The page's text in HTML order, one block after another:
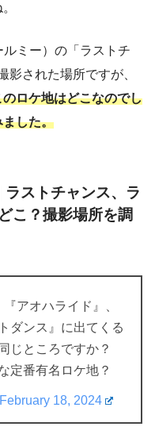
ミー）の「ラストチ
影された場所ですが、
のロケ地はどこなのでし
ました。
ストチャンス、ラ
こ？撮影場所を調
アオハライド』、
ダンス』に出てくる
じところですか？
定番有名ロケ地？
February 18, 2024